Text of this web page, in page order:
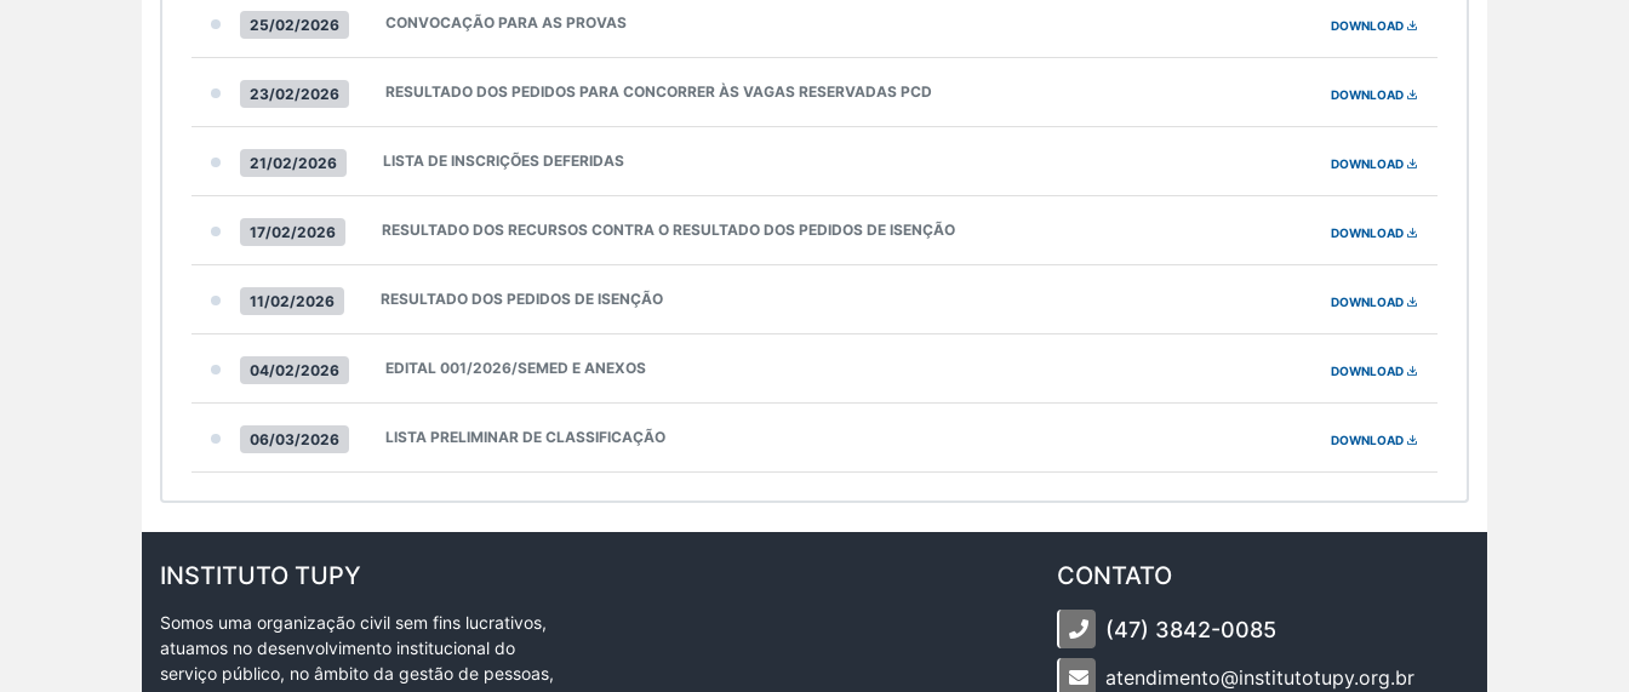
25/02/2026 CONVOCAÇÃO PARA AS PROVAS DOWNLOAD
23/02/2026 RESULTADO DOS PEDIDOS PARA CONCORRER ÀS VAGAS RESERVADAS PCD DOWNLOAD
21/02/2026 LISTA DE INSCRIÇÕES DEFERIDAS DOWNLOAD
17/02/2026 RESULTADO DOS RECURSOS CONTRA O RESULTADO DOS PEDIDOS DE ISENÇÃO DOWNLOAD
11/02/2026 RESULTADO DOS PEDIDOS DE ISENÇÃO DOWNLOAD
04/02/2026 EDITAL 001/2026/SEMED E ANEXOS DOWNLOAD
06/03/2026 LISTA PRELIMINAR DE CLASSIFICAÇÃO DOWNLOAD
INSTITUTO TUPY
Somos uma organização civil sem fins lucrativos,
atuamos no desenvolvimento institucional do
serviço público, no âmbito da gestão de pessoas,
CONTATO
(47) 3842-0085
atendimento@institutotupy.org.br